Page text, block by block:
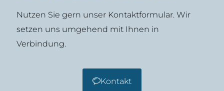
Nutzen Sie gern unser Kontaktformular. Wir
setzen uns umgehend mit Ihnen in
Verbindung.
Kontakt